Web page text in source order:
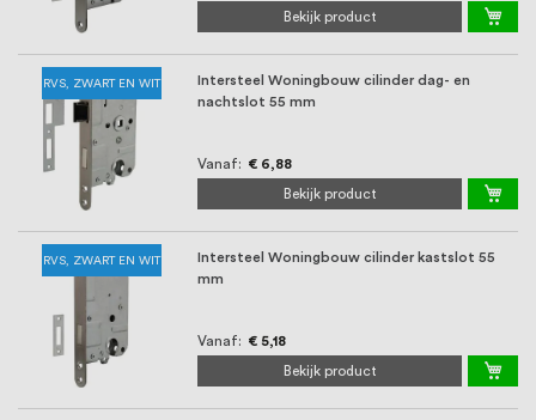
Bekijk product
RVS, ZWART EN WIT
Intersteel Woningbouw cilinder dag- en
nachtslot 55 mm
Vanaf € 6,88
Bekijk product
RVS, ZWART EN WIT
Intersteel Woningbouw cilinder kastslot 55
mm
Vanaf € 5,18
Bekijk product